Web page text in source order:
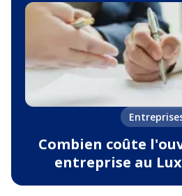
Combien coûte
entreprise au